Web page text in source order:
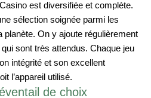
est diversifiée et complète.
sélection soignée parmi les
planète. On y ajoute régulièrement
sont très attendus. Chaque jeu
intégrité et son excellent
l’appareil utilisé.
de choix